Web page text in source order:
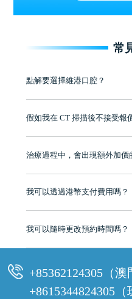
常
點解要選擇維港口腔？
牌」、「2025香港企業領袖品牌
至今已服務超過三十個國家和地
有咨詢及服務保障中心，有任何
假如我在 CT 掃描後不接受報
治療過程中，會出現額外加價
我可以透過港幣支付費用嗎？
可以。維港口腔會按照當日匯率
我可以隨時更改預約時間嗎？
+85362124305（澳
+8615344824305（